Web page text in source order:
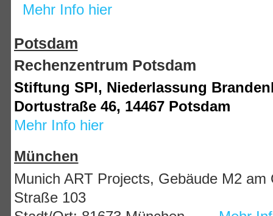
Mehr Info hier
Potsdam
Rechenzentrum Potsdam
Stiftung SPI, Niederlassung
Dortustraße 46, 14467 Potsdam
Mehr Info hier
München
Munich ART Projects, Gebäude M2
Straße 103